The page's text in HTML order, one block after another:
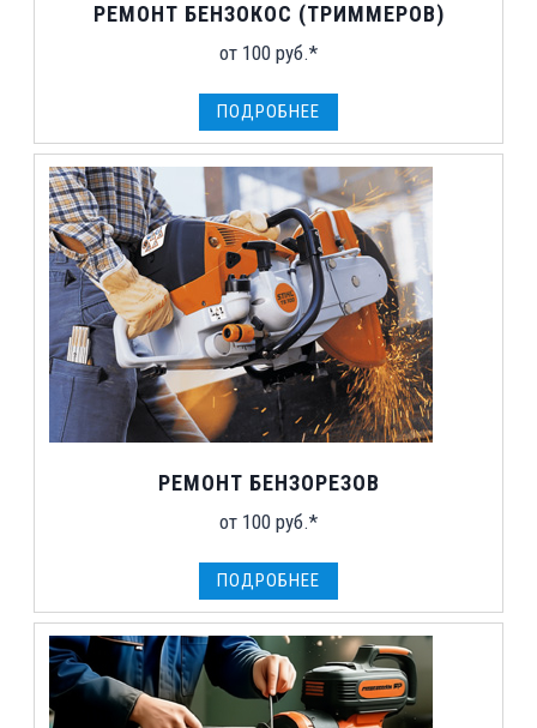
РЕМОНТ БЕНЗОКОС (ТРИММЕРОВ)
от 100 руб.*
ПОДРОБНЕЕ
РЕМОНТ БЕНЗОРЕЗОВ
от 100 руб.*
ПОДРОБНЕЕ